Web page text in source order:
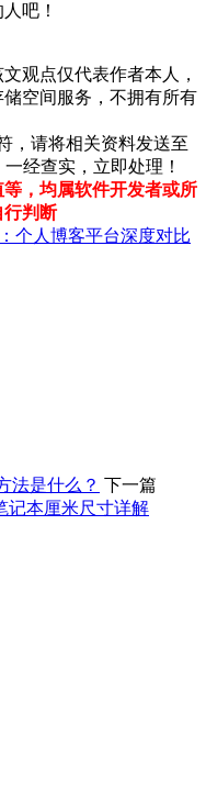
吧！
观点仅代表作者本人，
空间服务，不拥有所有
，请将相关资料发送至
经查实，立即处理！
，均属软件开发者或所
行判断
个人博客平台深度对比
法是什么？ 下一篇
记本厘米尺寸详解